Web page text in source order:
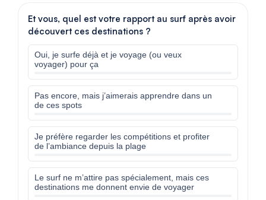
Et vous, quel est votre rapport au surf après avoir
découvert ces destinations ?
Oui, je surfe déjà et je voyage (ou veux
voyager) pour ça
Pas encore, mais j’aimerais apprendre dans un
de ces spots
Je préfère regarder les compétitions et profiter
de l’ambiance depuis la plage
Le surf ne m’attire pas spécialement, mais ces
destinations me donnent envie de voyager